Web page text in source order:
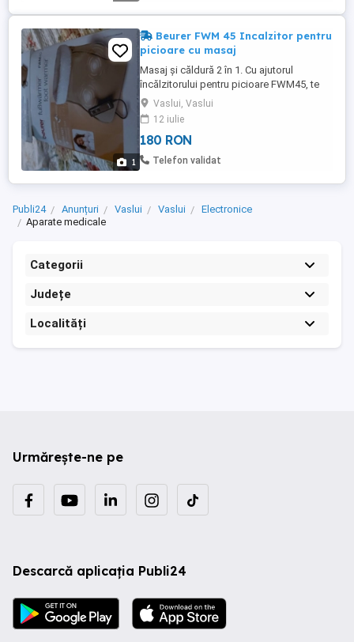
1
Beurer FWM 45 Incalzitor pentru
picioare cu masaj
Masaj și căldură 2 în 1. Cu ajutorul
încălzitorului pentru picioare FWM45, te
poți bucura de un vibro-masaj relaxant și
căldură liniștitoare în același timp.
Vaslui, Vaslui
12 iulie
180 RON
Telefon validat
Publi24 Anunțuri Vaslui Vaslui
Electronice
Aparate medicale
Categorii
Județe
Localități
Urmărește-ne pe
Descarcă aplicația Publi24